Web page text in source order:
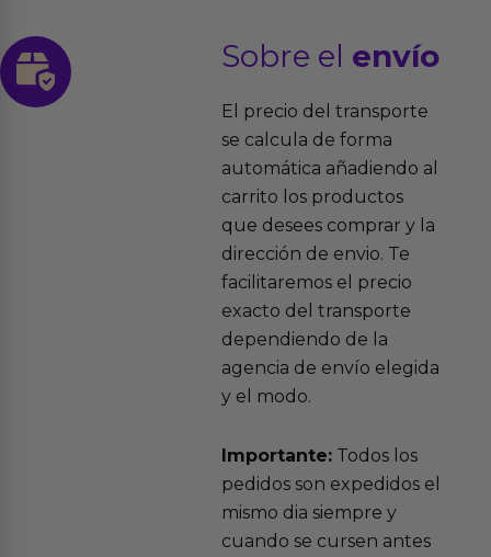
Sobre el envío
El precio del transporte
se calcula de forma
automática añadiendo al
carrito los productos
que desees comprar y la
dirección de envio. Te
facilitaremos el precio
exacto del transporte
dependiendo de la
agencia de envío elegida
y el modo.
Importante:Todos los
pedidos son expedidos el
mismo dia siempre y
cuando se cursen antes